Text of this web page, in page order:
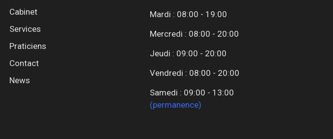
Cabinet
Services
Praticiens
Contact
News
Mardi : 08:00 - 19:00
Mercredi : 08:00 - 20:00
Jeudi : 09:00 - 20:00
Vendredi : 08:00 - 20:00
Samedi : 09:00 - 13:00
(permanence)